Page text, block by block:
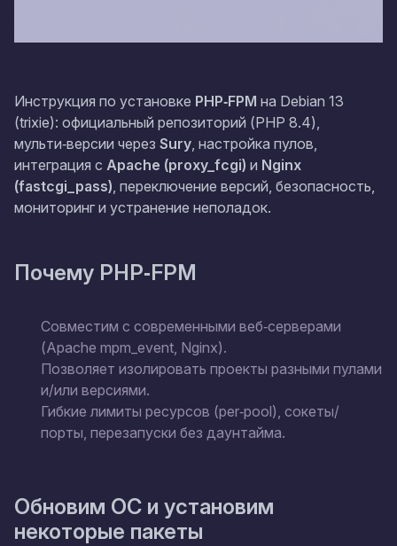
Инструкция по установке PHP‑FPM на Debian 13
(trixie): официальный репозиторий (PHP 8.4),
мульти‑версии через Sury, настройка пулов,
интеграция с Apache (proxy_fcgi) и Nginx
(fastcgi_pass), переключение версий, безопасность,
мониторинг и устранение неполадок.
Почему PHP‑FPM
Совместим с современными веб‑серверами
(Apache mpm_event, Nginx).
Позволяет изолировать проекты разными пулами
и/или версиями.
Гибкие лимиты ресурсов (per‑pool), сокеты/
порты, перезапуски без даунтайма.
Обновим ОС и установим
некоторые пакеты